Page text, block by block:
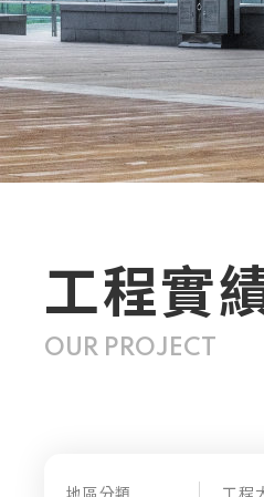
工程實
OUR PROJECT
地區分類 工程